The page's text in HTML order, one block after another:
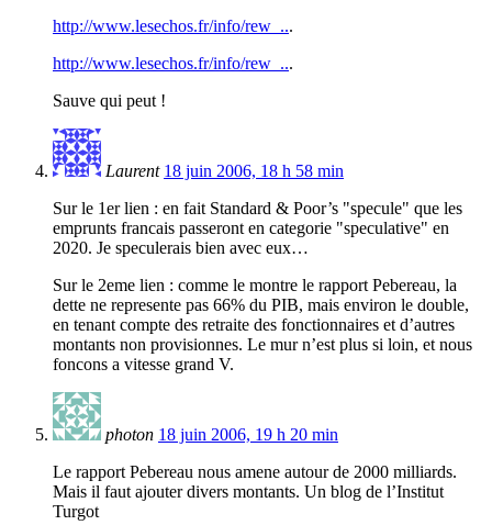
http://www.lesechos.fr/info/rew_...
http://www.lesechos.fr/info/rew_...
Sauve qui peut !
Laurent 18 juin 2006, 18 h 58 min
Sur le 1er lien : en fait Standard & Poor’s "specule" que les
emprunts francais passeront en categorie "speculative" en
2020. Je speculerais bien avec eux…
Sur le 2eme lien : comme le montre le rapport Pebereau, la
dette ne represente pas 66% du PIB, mais environ le double,
en tenant compte des retraite des fonctionnaires et d’autres
montants non provisionnes. Le mur n’est plus si loin, et nous
foncons a vitesse grand V.
photon 18 juin 2006, 19 h 20 min
Le rapport Pebereau nous amene autour de 2000 milliards.
Mais il faut ajouter divers montants. Un blog de l’Institut
Turgot